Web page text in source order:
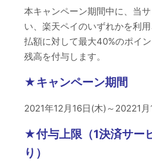
本キャンペーン期間中に、当
い、楽天ペイのいずれかを利
払額に対して最大40%のポイ
残高を付与します。
★キャンペーン期間
2021年12月16日(木)～20221月
★付与上限（1決済サー
り）